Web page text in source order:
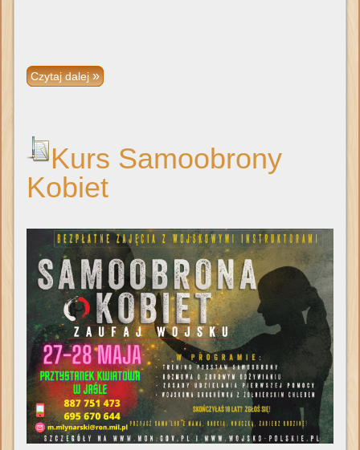
Czytaj dalej
Kurs Samoobrony
Kobiet